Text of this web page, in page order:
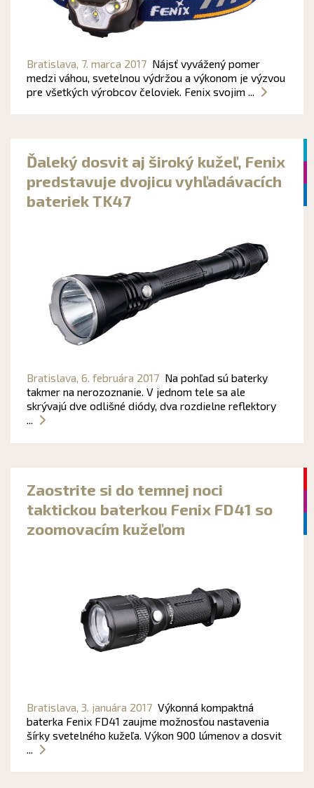
Bratislava, 7. marca 2017 Nájsť vyvážený pomer
medzi váhou, svetelnou výdržou a výkonom je výzvou
pre všetkých výrobcov čeloviek. Fenix svojim ...
Ďaleký dosvit aj široký kužeľ, Fenix
predstavuje dvojicu vyhľadávacích
bateriek TK47
Bratislava, 6. februára 2017 Na pohľad sú baterky
takmer na nerozoznanie. V jednom tele sa ale
skrývajú dve odlišné diódy, dva rozdielne reflektory
...
Zaostrite si do temnej noci
taktickou baterkou Fenix ​​FD41 so
zoomovacím kužeľom
Bratislava, 3. januára 2017 Výkonná kompaktná
baterka Fenix FD41 zaujme možnosťou nastavenia
šírky svetelného kužeľa. Výkon 900 lúmenov a dosvit
...